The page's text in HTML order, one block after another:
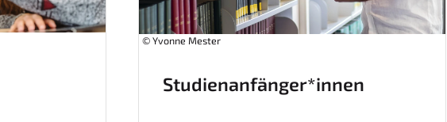
© Yvonne Mester
Studienanfänger*innen